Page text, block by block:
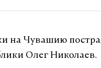
на Чувашию
Олег Николаев.